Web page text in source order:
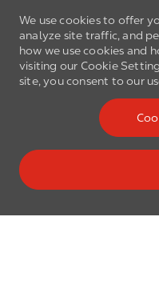
We use cookies to offer
analyze site traffic, and
how we use cookies and
visiting our Cookie
site, you consent to our
Skip to main content